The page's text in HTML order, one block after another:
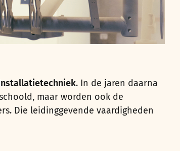
. In de jaren daarna
maar worden ook de
Die leidinggevende vaardigheden